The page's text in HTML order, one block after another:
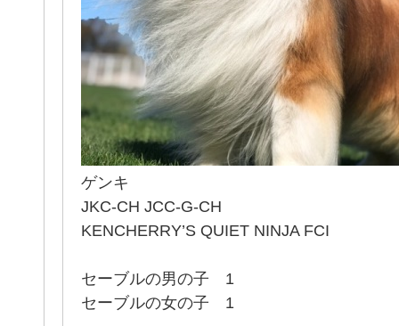
ゲンキ
JKC-CH JCC-G-CH
KENCHERRY’S QUIET NINJA FCI
セーブルの男の子 1
セーブルの女の子 1